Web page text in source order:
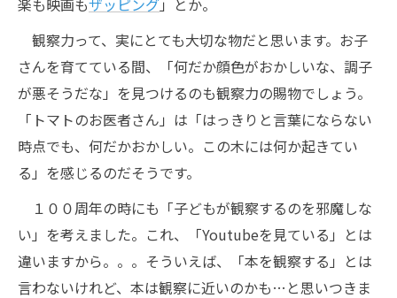
観察力って、実にとても大切な物だと思います。お子
さんを育てている間、「何だか顔色がおかしいな、調子
が悪そうだな」を見つけるのも観察力の賜物でしょう。
「トマトのお医者さん」は「はっきりと言葉にならない
時点でも、何だかおかしい。この木には何か起きてい
る」を感じるのだそうです。
１００周年の時にも「子どもが観察するのを邪魔しな
い」を考えました。これ、「Youtubeを見ている」とは
違いますから。。。そういえば、「本を観察する」とは
言わないけれど、本は観察に近いのかも…と思いつきま